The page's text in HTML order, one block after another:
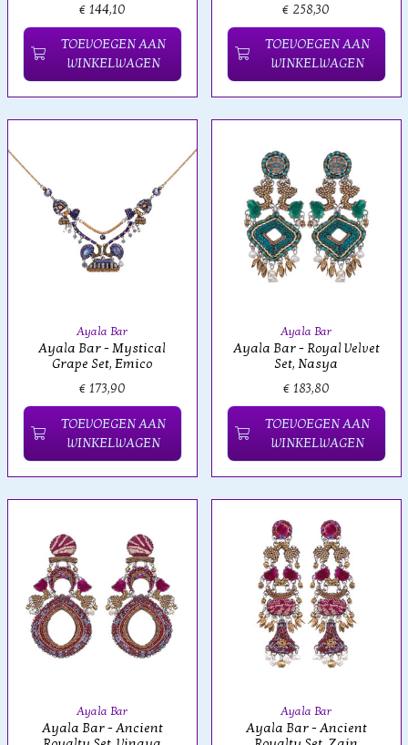
€ 144,10
TOEVOEGEN AAN
WINKELWAGEN
€ 258,30
TOEVOEGEN AAN
WINKELWAGEN
Ayala Bar
Ayala Bar - Mystical
Grape Set, Emico
€ 173,90
TOEVOEGEN AAN
WINKELWAGEN
Ayala Bar
Ayala Bar - Royal Velvet
Set, Nasya
€ 183,80
TOEVOEGEN AAN
WINKELWAGEN
Ayala Bar
Ayala Bar - Ancient
Ayala Bar
Ayala Bar - Ancient